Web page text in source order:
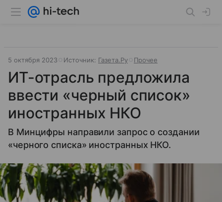
5 октября 2023 Источник: Газета.Ру Прочее
ИТ-отрасль предложила
ввести «черный список»
иностранных НКО
В Минцифры направили запрос о создании
«черного списка» иностранных НКО.